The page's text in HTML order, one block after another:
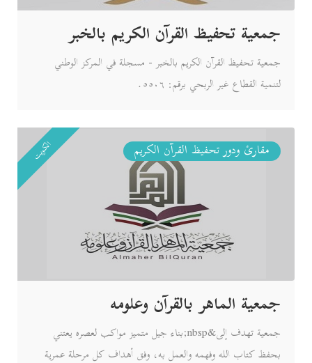
جمعية تحفيظ القرآن الكريم بالخبر
جمعية تحفيظ القرآن الكريم بالخبر - مسجلة في المركز الوطني
لتنمية القطاع غير الربحي برقم: ٥٥٠٦.
مقارئ ودور تحفيظ القرآن الكريم الكويت
جمعية الماهر بالقرآن وعلومه
جمعية تهدف إلى&nbsp;بناء جيل متميز مواكب لعصره يعتني
بحفظ كتاب الله وفهمه والعمل به، وفق أهداف كل مرحلة عمرية